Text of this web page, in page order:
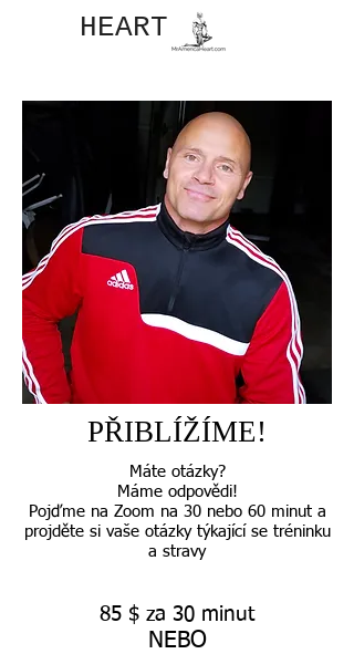
HEART
PŘIBLÍŽÍME!
Máte otázky?
Máme odpovědi!
Pojďme na Zoom na 30 nebo 60 minut a
projděte si vaše otázky týkající se tréninku
a stravy
85 $ za 30 minut
NEBO